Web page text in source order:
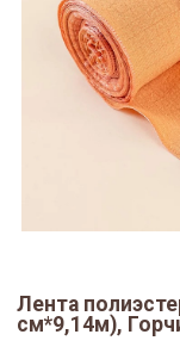
Лента
см*9,14м),